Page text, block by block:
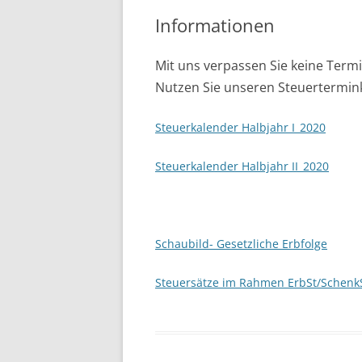
Informationen
Mit uns verpassen Sie keine
Nutzen Sie unseren
Steuerkalender Halbjahr I_2020
Steuerkalender Halbjahr II_2020
Schaubild- Gesetzliche Erbfolge
Steuersätze im Rahmen ErbSt/